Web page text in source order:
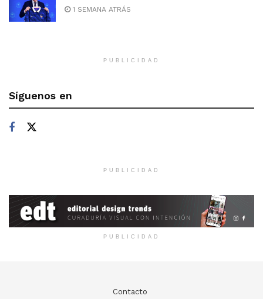
1 SEMANA ATRÁS
PUBLICIDAD
Síguenos en
PUBLICIDAD
PUBLICIDAD
Contacto